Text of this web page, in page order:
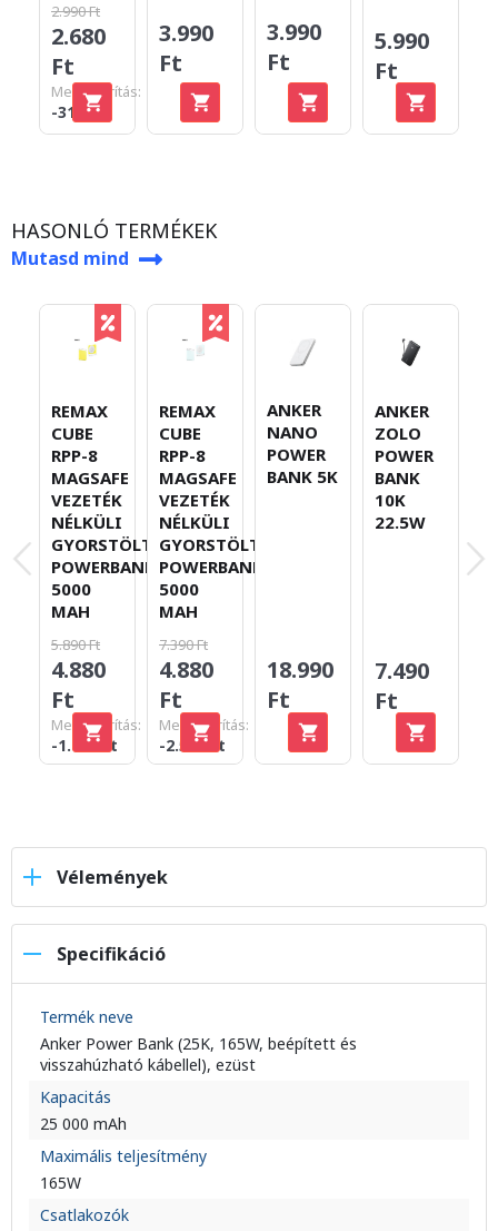
2.990 Ft
2.680
Ft
Megtakarítás:
-310 Ft
3.990
Ft
3.990
Ft
5.990
Ft
HASONLÓ TERMÉKEK
Mutasd mind
REMAX
CUBE
RPP-8
MAGSAFE
VEZETÉK
NÉLKÜLI
GYORSTÖLTŐ
POWERBANK
5000
MAH
5.890 Ft
4.880
Ft
Megtakarítás:
-1.010 Ft
REMAX
CUBE
RPP-8
MAGSAFE
VEZETÉK
NÉLKÜLI
GYORSTÖLTŐ
POWERBANK
5000
MAH
7.390 Ft
4.880
Ft
Megtakarítás:
-2.510 Ft
ANKER
NANO
POWER
BANK 5K
18.990
Ft
ANKER
ZOLO
POWER
BANK
10K
22.5W
7.490
Ft
Vélemények
Specifikáció
Termék neve
Anker Power Bank (25K, 165W, beépített és
visszahúzható kábellel), ezüst
Kapacitás
25 000 mAh
Maximális teljesítmény
165W
Csatlakozók